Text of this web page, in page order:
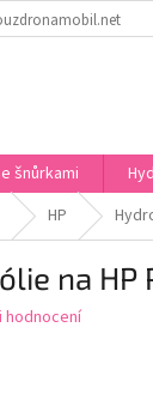
šnůrkami
HP
na HP